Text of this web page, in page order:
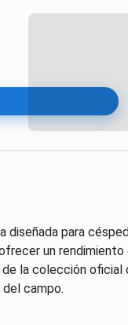
diseñada para
un
la colección oficial
campo.